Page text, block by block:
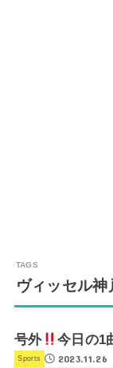
ヴィッセル神
号外 今日の1
Sports 2023.11.26